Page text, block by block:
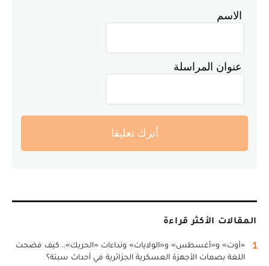
الاسم
عنوان المراسلة
أترك تعليقا
المقالات الأكثر قراءة
1
«أوت» و«أغسطس» و«الولايات» ونداءات «الحريك».. كيف فضحت
اللغة بصمات الأجهزة العسكرية الجزائرية في أحداث سبتة؟